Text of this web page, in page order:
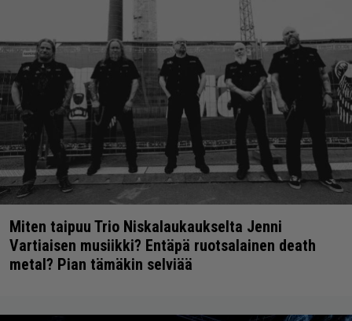
Miten taipuu Trio Niskalaukaukselta Jenni
Vartiaisen musiikki? Entäpä ruotsalainen death
metal? Pian tämäkin selviää